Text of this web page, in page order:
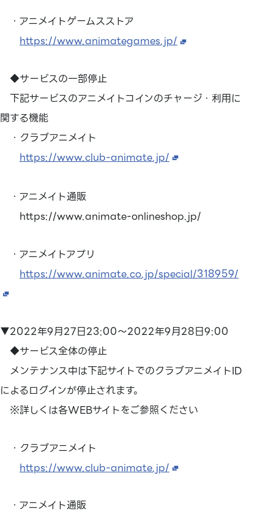
・アニメイトゲームスストア
https://www.animategames.jp/
◆サービスの一部停止
下記サービスのアニメイトコインのチャージ・利用に
関する機能
・クラブアニメイト
https://www.club-animate.jp/
・アニメイト通販
https://www.animate-onlineshop.jp/
・アニメイトアプリ
https://www.animate.co.jp/special/318959/
▼2022年9月27日23:00～2022年9月28日9:00
◆サービス全体の停止
メンテナンス中は下記サイトでのクラブアニメイトID
によるログインが停止されます。
※詳しくは各WEBサイトをご参照ください
・クラブアニメイト
https://www.club-animate.jp/
・アニメイト通販